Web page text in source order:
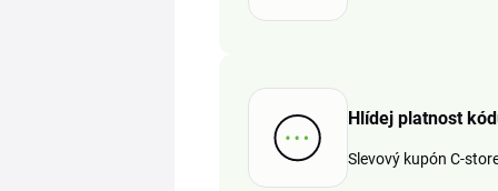
Hlídej platnost
Slevový kupón C-